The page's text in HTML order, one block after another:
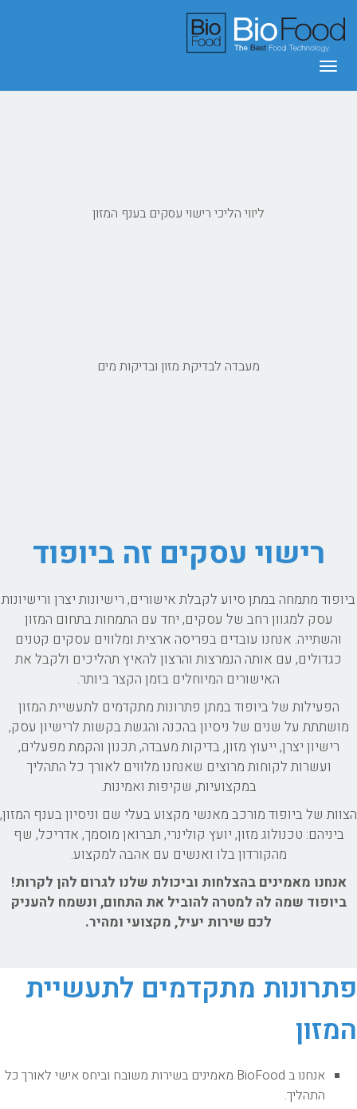
תפריט
ליווי הליכי רישוי עסקים בענף המזון
מעבדה לבדיקת מזון ובדיקות מים
רישוי עסקים זה ביופוד
ביופוד מתמחה במתן סיוע לקבלת אישורים, רישיונות יצרן ורישיונות
עסק למגוון רחב של עסקים, יחד עם התמחות בתחום המזון
והשתייה. אנחנו עובדים בפריסה ארצית ומלווים עסקים קטנים
כגדולים, עם אותה הנמרצות והרצון להאיץ תהליכים ולקבל את
האישורים המיוחלים בזמן הקצר ביותר.
הפעילות של ביופוד במתן פתרונות מתקדמים לתעשיית המזון
מושתתת על שנים של ניסיון בהכנה והגשת בקשות לרישיון עסק,
רישיון יצרן, ייעוץ מזון, בדיקות מעבדה, תכנון והקמת מפעלים,
ועשרות לקוחות מרוצים שאנחנו מלווים לאורך כל התהליך
במקצועיות, שקיפות ואמינות.
הצוות של ביופוד מורכב מאנשי מקצוע בעלי שם וניסיון בענף המזון,
ביניהם: טכנולוג מזון, יועץ קולינרי, תברואן מוסמך, אדריכל, שף
מהקורדון בלו ואנשים עם אהבה למקצוע.
אנחנו מאמינים בהצלחות וביכולת שלנו לגרום להן לקרות!
ביופוד שמה לה למטרה להוביל את התחום, ונשמח להעניק
לכם שירות יעיל, מקצועי ומהיר.
פתרונות מתקדמים לתעשיית
המזון
אנחנו ב BioFood מאמינים בשירות משובח וביחס אישי לאורך כל
התהליך.